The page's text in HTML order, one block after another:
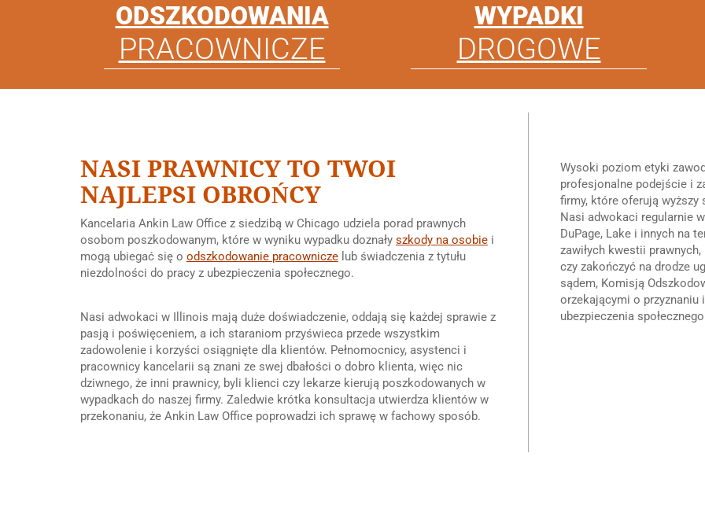
ODSZKODOWANIA
PRACOWNICZE
WYPADKI
DROGOWE
NASI PRAWNICY TO TWOI
NAJLEPSI OBROŃCY
Kancelaria Ankin Law Office z siedzibą w Chicago udziela porad prawnych
osobom poszkodowanym, które w wyniku wypadku doznały szkody na osobie i
mogą ubiegać się o odszkodowanie pracownicze lub świadczenia z tytułu
niezdolności do pracy z ubezpieczenia społecznego.
Nasi adwokaci w Illinois mają duże doświadczenie, oddają się każdej sprawie z
pasją i poświęceniem, a ich staraniom przyświeca przede wszystkim
zadowolenie i korzyści osiągnięte dla klientów. Pełnomocnicy, asystenci i
pracownicy kancelarii są znani ze swej dbałości o dobro klienta, więc nic
dziwnego, że inni prawnicy, byli klienci czy lekarze kierują poszkodowanych w
wypadkach do naszej firmy. Zaledwie krótka konsultacja utwierdza klientów w
przekonaniu, że Ankin Law Office poprowadzi ich sprawę w fachowy sposób.
Wysoki poziom etyki
profesjonalne podejście i
firmy, które oferują wyższy
Nasi adwokaci regularnie
DuPage, Lake i innych na
zawiłych kwestii
czy zakończyć na drodze
sądem, Komisją
orzekającymi o
ubezpieczenia